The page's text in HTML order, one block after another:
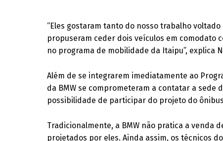
“Eles gostaram tanto do nosso trabalho
propuseram ceder dois veículos em comodato
no programa de mobilidade da Itaipu”, explica
Além de se integrarem imediatamente ao
da BMW se comprometeram a contatar a sede
possibilidade de participar do projeto do
Tradicionalmente, a BMW não pratica a venda
projetados por eles. Ainda assim, os técnicos